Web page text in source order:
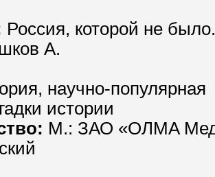
Россия, которой не
А.
научно-популярная
истории
М.: ЗАО «OЛMA